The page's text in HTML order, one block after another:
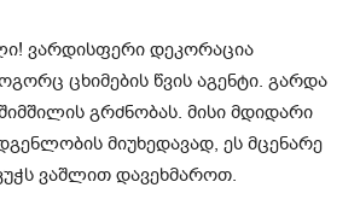
ვარდისფერი დეკორაცია
ცხიმების წვის აგენტი. გარდა
გრძნობას. მისი მდიდარი
მიუხედავად, ეს მცენარე
ვაშლით დავეხმაროთ.